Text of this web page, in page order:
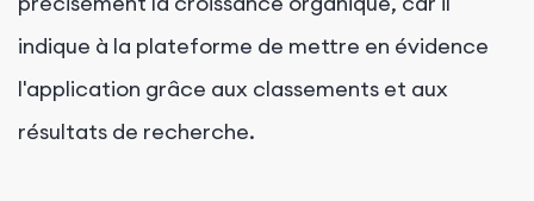
indique à la plateforme de mettre en évidence
l'application grâce aux classements et aux
résultats de recherche.